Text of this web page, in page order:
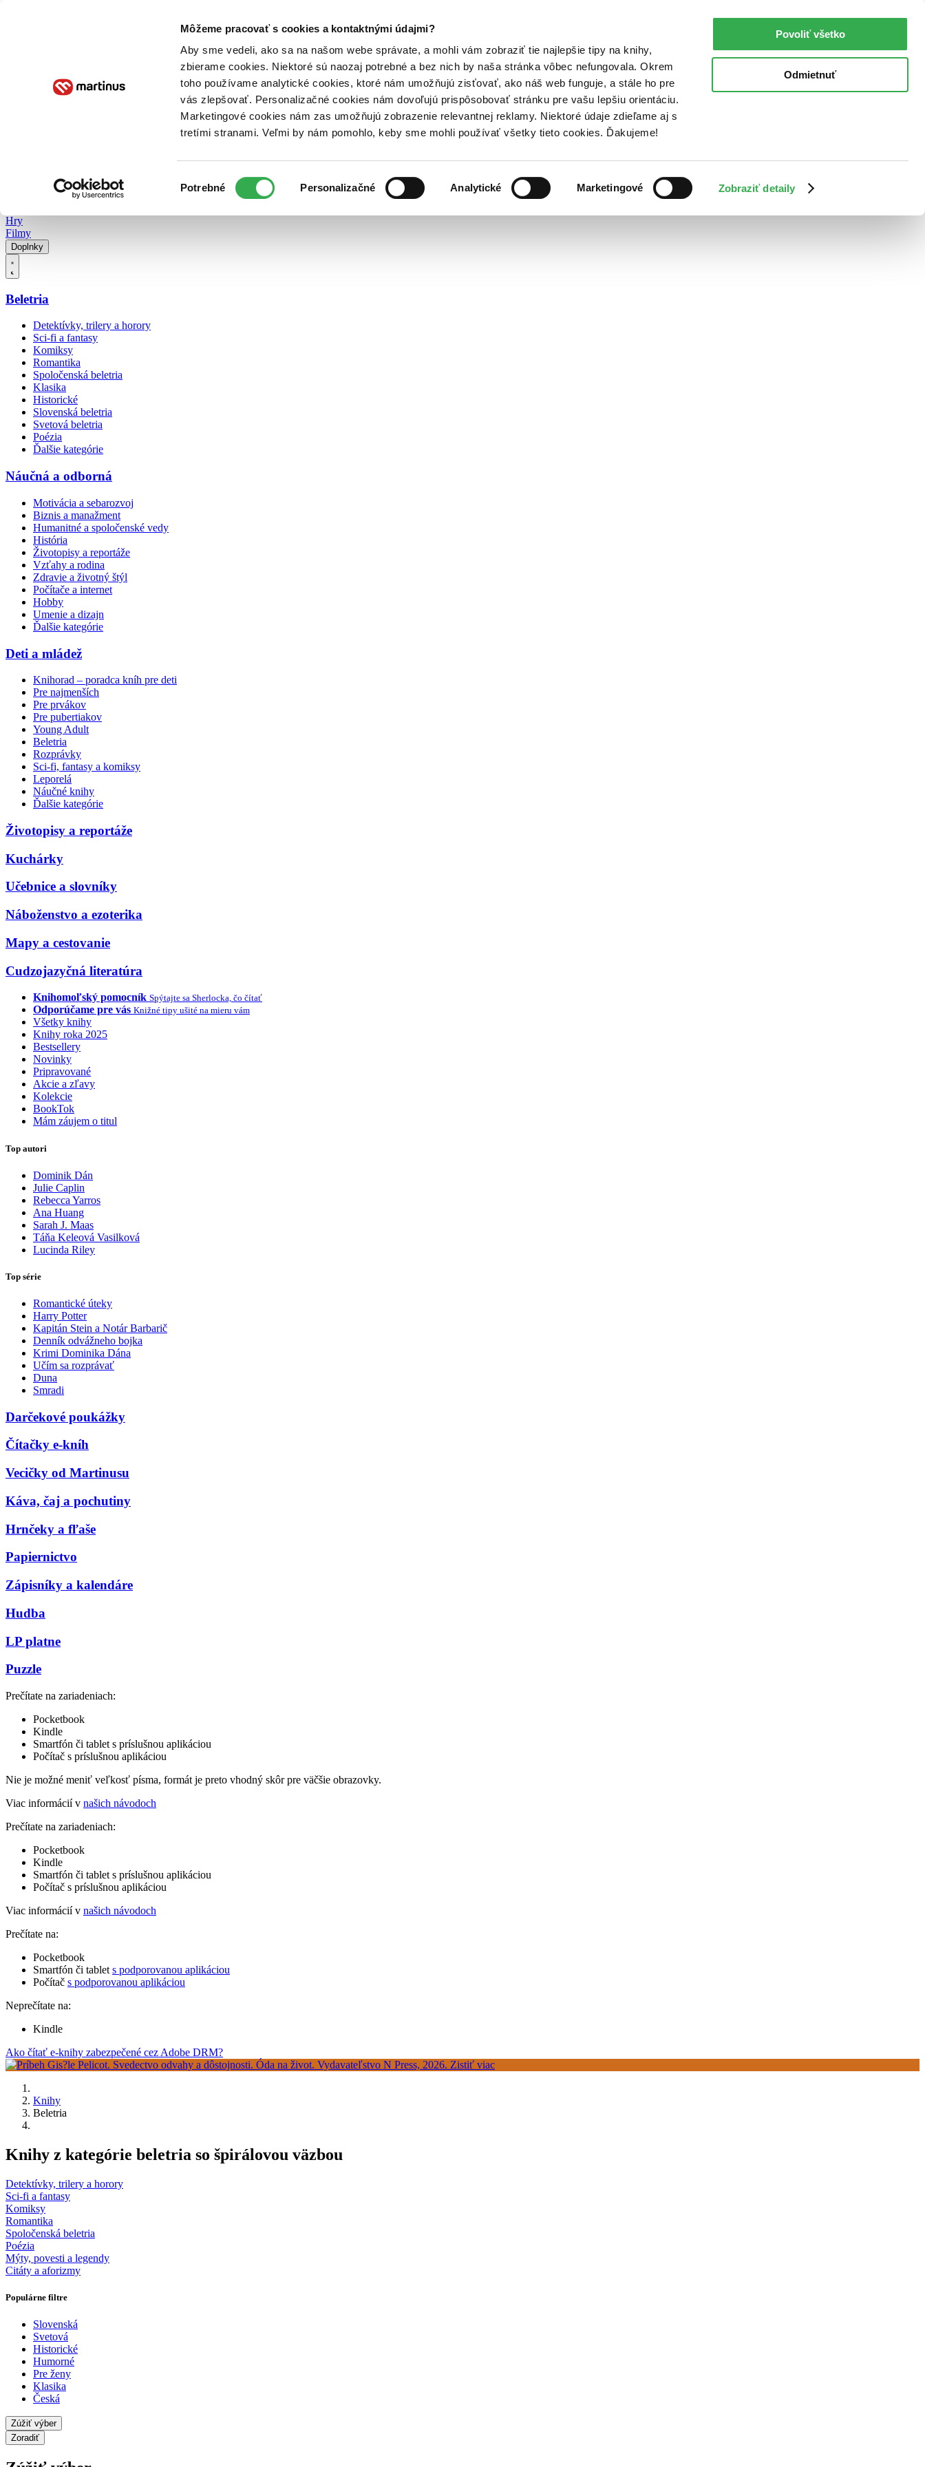
Môžeme pracovať s cookies a kontaktnými údajmi?
Aby sme vedeli, ako sa na našom webe správate, a mohli vám zobraziť tie najlepšie tipy na knihy,
zbierame cookies. Niektoré sú naozaj potrebné a bez nich by naša stránka vôbec nefungovala. Okrem
toho používame analytické cookies, ktoré nám umožňujú zisťovať, ako náš web funguje, a stále ho pre
vás zlepšovať. Personalizačné cookies nám dovoľujú prispôsobovať stránku pre vašu lepšiu orientáciu.
Marketingové cookies nám zas umožňujú zobrazenie relevantnej reklamy. Niektoré údaje zdieľame aj s
tretími stranami. Veľmi by nám pomohlo, keby sme mohli používať všetky tieto cookies. Ďakujeme!
súhlasu
Potrebné Personalizačné Analytické Marketingové Zobraziť detaily
Povoliť všetko
Odmietnuť
Poukážky Kontakt
Hry
Filmy
Doplnky
Beletria
Detektívky, trilery a horory
Sci-fi a fantasy
Komiksy
Romantika
Spoločenská beletria
Klasika
Historické
Slovenská beletria
Svetová beletria
Poézia
Ďalšie kategórie
Náučná a odborná
Motivácia a sebarozvoj
Biznis a manažment
Humanitné a spoločenské vedy
História
Životopisy a reportáže
Vzťahy a rodina
Zdravie a životný štýl
Počítače a internet
Hobby
Umenie a dizajn
Ďalšie kategórie
Deti a mládež
Knihorad – poradca kníh pre deti
Pre najmenších
Pre prvákov
Pre pubertiakov
Young Adult
Beletria
Rozprávky
Sci-fi, fantasy a komiksy
Leporelá
Náučné knihy
Ďalšie kategórie
Životopisy a reportáže
Kuchárky
Učebnice a slovníky
Náboženstvo a ezoterika
Mapy a cestovanie
Cudzojazyčná literatúra
Knihomoľský pomocník Spýtajte sa Sherlocka, čo čítať
Odporúčame pre vás Knižné tipy ušité na mieru vám
Všetky knihy
Knihy roka 2025
Bestsellery
Novinky
Pripravované
Akcie a zľavy
Kolekcie
BookTok
Mám záujem o titul
Top autori
Dominik Dán
Julie Caplin
Rebecca Yarros
Ana Huang
Sarah J. Maas
Táňa Keleová Vasilková
Lucinda Riley
Top série
Romantické úteky
Harry Potter
Kapitán Stein a Notár Barbarič
Denník odvážneho bojka
Krimi Dominika Dána
Učím sa rozprávať
Duna
Smradi
Darčekové poukážky
Čítačky e-kníh
Vecičky od Martinusu
Káva, čaj a pochutiny
Hrnčeky a fľaše
Papiernictvo
Zápisníky a kalendáre
Hudba
LP platne
Puzzle
Prečítate na zariadeniach:
Pocketbook
Kindle
Smartfón či tablet s príslušnou aplikáciou
Počítač s príslušnou aplikáciou
Nie je možné meniť veľkosť písma, formát je preto vhodný skôr pre väčšie obrazovky.
Viac informácií v našich návodoch
Prečítate na zariadeniach:
Pocketbook
Kindle
Smartfón či tablet s príslušnou aplikáciou
Počítač s príslušnou aplikáciou
Viac informácií v našich návodoch
Prečítate na:
Pocketbook
Smartfón či tablet s podporovanou aplikáciou
Počítač s podporovanou aplikáciou
Neprečítate na:
Kindle
Ako čítať e-knihy zabezpečené cez Adobe DRM?
Knihy
Beletria
Knihy z kategórie beletria so špirálovou väzbou
Detektívky, trilery a horory
Sci-fi a fantasy
Komiksy
Romantika
Spoločenská beletria
Poézia
Mýty, povesti a legendy
Citáty a aforizmy
Populárne filtre
Slovenská
Svetová
Historické
Humorné
Pre ženy
Klasika
Česká
Zúžiť výber
Zoradiť